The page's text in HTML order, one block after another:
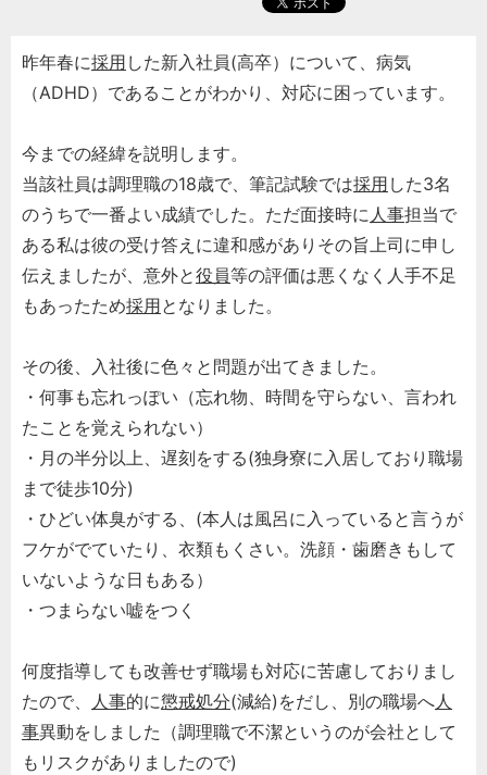
昨年春に採用 した新入社員(高卒）について、病気
（ADHD）であることがわかり、対応に困っています。
今までの経緯を説明します。
当該社員は調理職の18歳で、筆記試験では採用 した3名
のうちで一番よい成績でした。ただ面接時に人事担当で
ある私は彼の受け答えに違和感がありその旨上司に申し
伝えましたが、意外と役員等の評価は悪くなく人手不足
もあったため採用となりました。
その後、入社後に色々と問題が出てきました。
・何事も忘れっぽい（忘れ物、時間を守らない、言われ
たことを覚えられない）
・月の半分以上、遅刻をする(独身寮に入居しており職場
まで徒歩10分)
・ひどい体臭がする、(本人は風呂に入っていると言うが
フケがでていたり、衣類もくさい。洗顔・歯磨きもして
いないような日もある）
・つまらない嘘をつく
何度指導しても改善せず職場も対応に苦慮しておりまし
たので、 人事的に懲戒処分(減給)をだし、別の職場へ人
事異動をしました（調理職で不潔というのが会社として
もリスクがありましたので)